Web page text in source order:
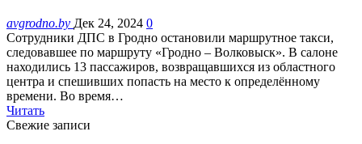
avgrodno.by Дек 24, 2024 0
Сотрудники ДПС в Гродно остановили маршрутное такси,
следовавшее по маршруту «Гродно – Волковыск». В салоне
находились 13 пассажиров, возвращавшихся из областного
центра и спешивших попасть на место к определённому
времени. Во время…
Читать
Свежие записи